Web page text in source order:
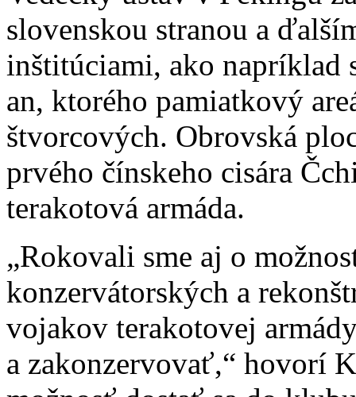
slovenskou stranou a
inštitúciami, ako napríklad
an, ktorého pamiatkový
štvorcových. Obrovská
prvého čínskeho cisára
terakotová armáda.
„Rokovali sme aj o
konzervátorských a
vojakov terakotovej
a zakonzervovať,“ hovorí